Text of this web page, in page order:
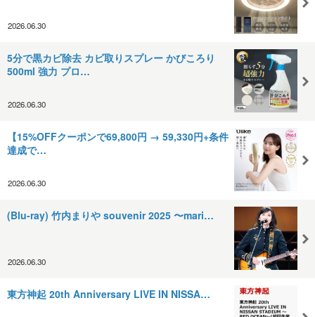
2026.06.30
5分で黒カビ除去 カビ取りスプレー かびころり
500ml 強力 プロ…
2026.06.30
【15%OFFクーポンで69,800円 → 59,330円+条件
達成で…
2026.06.30
(Blu-ray) 竹内まりや souvenir 2025 〜mari…
2026.06.30
東方神起 20th Anniversary LIVE IN NISSA…